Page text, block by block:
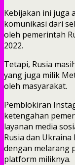
Kebijakan ini juga
komunikasi dari
oleh pemerintah
2022.
Tetapi, Rusia
yang juga milik
oleh masyarakat.
Pemblokiran
ketengahan
layanan media
Rusia dan
dengan melarang
platform miliknya.